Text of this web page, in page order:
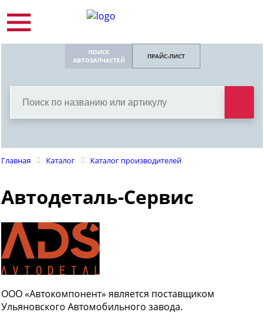
ПОИСК
АВТОЗАПЧАСТЕЙ
ПРАЙС-ЛИСТ
Главная Каталог Каталог производителей
Автодеталь-Сервис
ООО «Автокомпонент» является поставщиком
Ульяновского Автомобильного завода.